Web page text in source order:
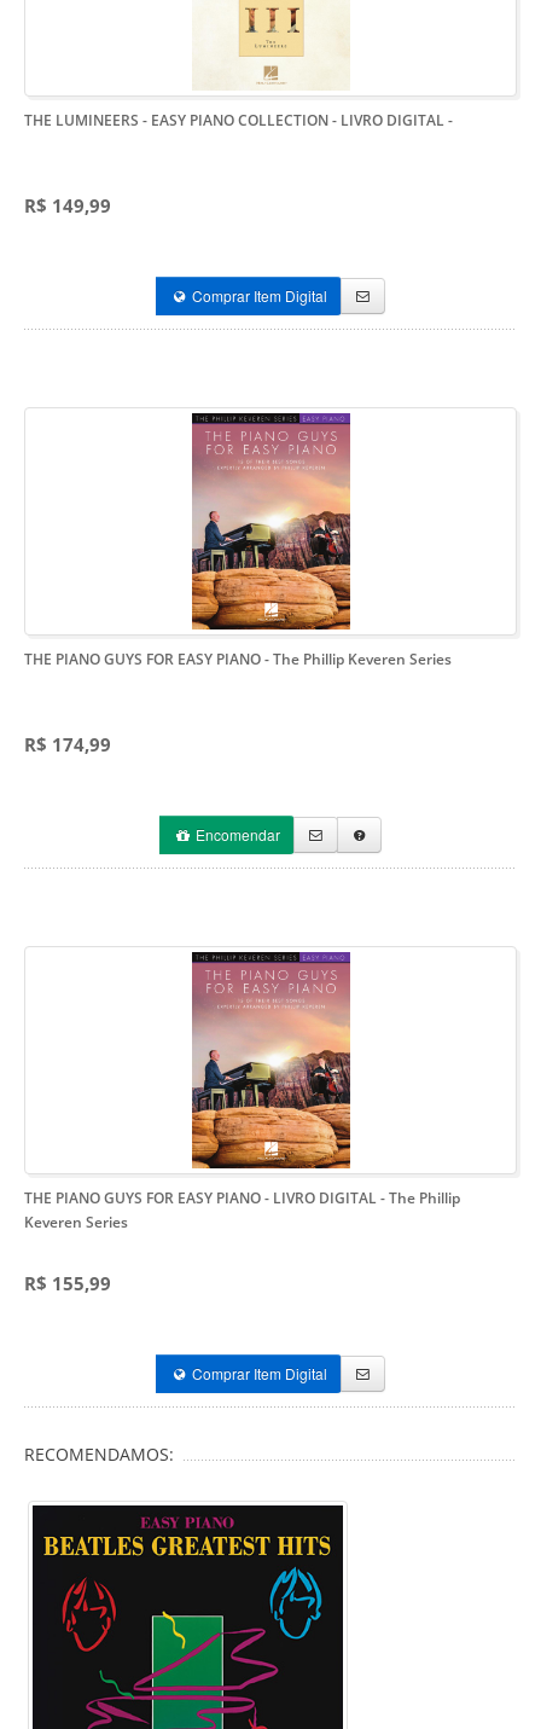
THE LUMINEERS - EASY PIANO COLLECTION - LIVRO DIGITAL-
R$ 149,99
Comprar Item Digital
THE PIANO GUYS FOR EASY PIANO- The Phillip Keveren Series
R$ 174,99
Encomendar
THE PIANO GUYS FOR EASY PIANO - LIVRO DIGITAL- The Phillip
Keveren Series
R$ 155,99
Comprar Item Digital
RECOMENDAMOS: